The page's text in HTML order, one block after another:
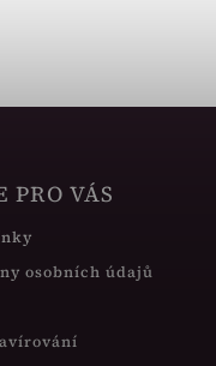
PRO VÁS
osobních údajů